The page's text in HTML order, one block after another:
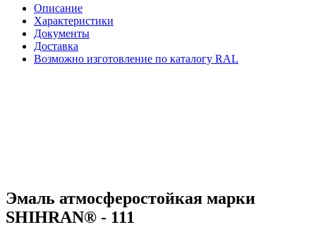
Описание
Характеристики
Документы
Доставка
Возможно изготовление по каталогу RAL
Эмаль атмосферостойкая марки
SHIHRAN® - 111